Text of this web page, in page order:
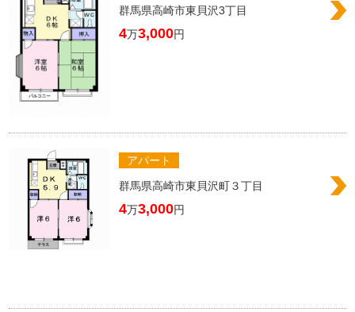
群馬県高崎市東貝沢3丁目
4万3,000円
アパート
群馬県高崎市東貝沢町３丁目
4万3,000円